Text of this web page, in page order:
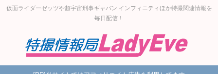
仮面ライダーゼッツや超宇宙刑事ギャバン インフィニティほか特撮関連情報を
毎日配信！